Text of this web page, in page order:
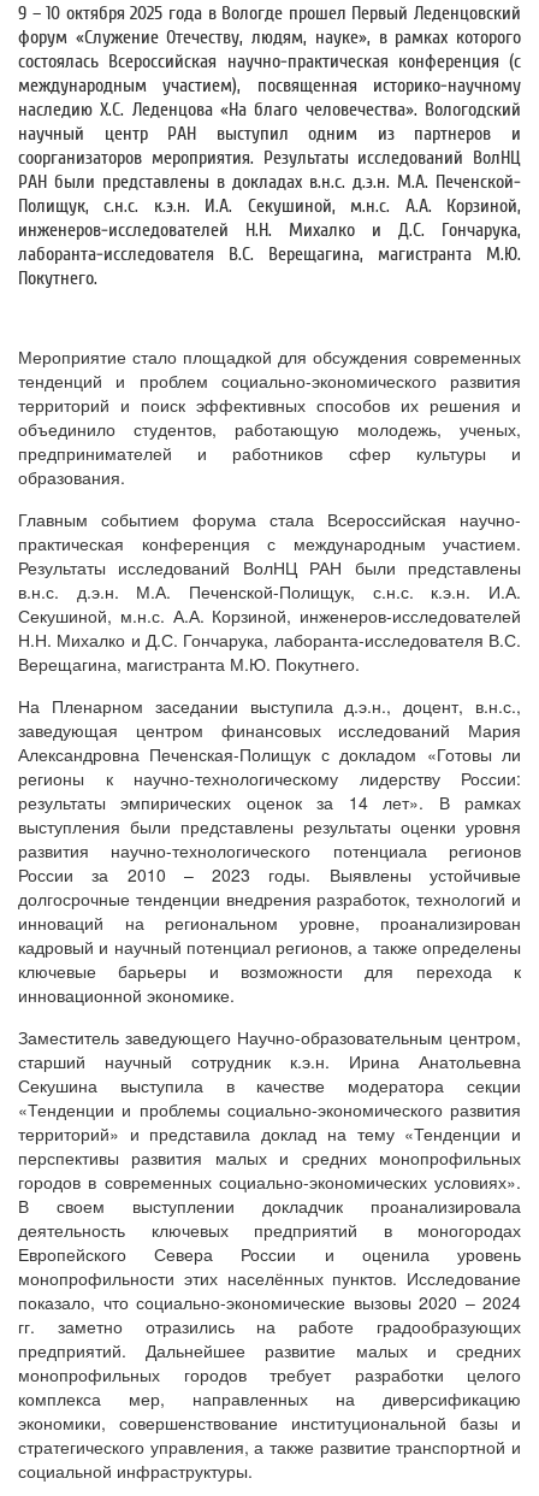
9 – 10 октября 2025 года в Вологде прошел Первый Леденцовский
форум «Служение Отечеству, людям, науке», в рамках которого
состоялась Всероссийская научно-практическая конференция (с
международным участием), посвященная историко-научному
наследию Х.С. Леденцова «На благо человечества». Вологодский
научный центр РАН выступил одним из партнеров и
соорганизаторов мероприятия. Результаты исследований ВолНЦ
РАН были представлены в докладах в.н.с. д.э.н. М.А. Печенской-
Полищук, с.н.с. к.э.н. И.А. Секушиной, м.н.с. А.А. Корзиной,
инженеров-исследователей Н.Н. Михалко и Д.С. Гончарука,
лаборанта-исследователя В.С. Верещагина, магистранта М.Ю.
Покутнего.
Мероприятие стало площадкой для обсуждения современных
тенденций и проблем социально-экономического развития
территорий и поиск эффективных способов их решения и
объединило студентов, работающую молодежь, ученых,
предпринимателей и работников сфер культуры и
образования.
Главным событием форума стала Всероссийская научно-
практическая конференция с международным участием.
Результаты исследований ВолНЦ РАН были представлены
в.н.с. д.э.н. М.А. Печенской-Полищук, с.н.с. к.э.н. И.А.
Секушиной, м.н.с. А.А. Корзиной, инженеров-исследователей
Н.Н. Михалко и Д.С. Гончарука, лаборанта-исследователя В.С.
Верещагина, магистранта М.Ю. Покутнего.
На Пленарном заседании выступила д.э.н., доцент, в.н.с.,
заведующая центром финансовых исследований Мария
Александровна Печенская-Полищук с докладом «Готовы ли
регионы к научно-технологическому лидерству России:
результаты эмпирических оценок за 14 лет». В рамках
выступления были представлены результаты оценки уровня
развития научно-технологического потенциала регионов
России за 2010 – 2023 годы. Выявлены устойчивые
долгосрочные тенденции внедрения разработок, технологий и
инноваций на региональном уровне, проанализирован
кадровый и научный потенциал регионов, а также определены
ключевые барьеры и возможности для перехода к
инновационной экономике.
Заместитель заведующего Научно-образовательным центром,
старший научный сотрудник к.э.н. Ирина Анатольевна
Секушина выступила в качестве модератора секции
«Тенденции и проблемы социально-экономического развития
территорий» и представила доклад на тему «Тенденции и
перспективы развития малых и средних монопрофильных
городов в современных социально-экономических условиях».
В своем выступлении докладчик проанализировала
деятельность ключевых предприятий в моногородах
Европейского Севера России и оценила уровень
монопрофильности этих населённых пунктов. Исследование
показало, что социально-экономические вызовы 2020 – 2024
гг. заметно отразились на работе градообразующих
предприятий. Дальнейшее развитие малых и средних
монопрофильных городов требует разработки целого
комплекса мер, направленных на диверсификацию
экономики, совершенствование институциональной базы и
стратегического управления, а также развитие транспортной и
социальной инфраструктуры.